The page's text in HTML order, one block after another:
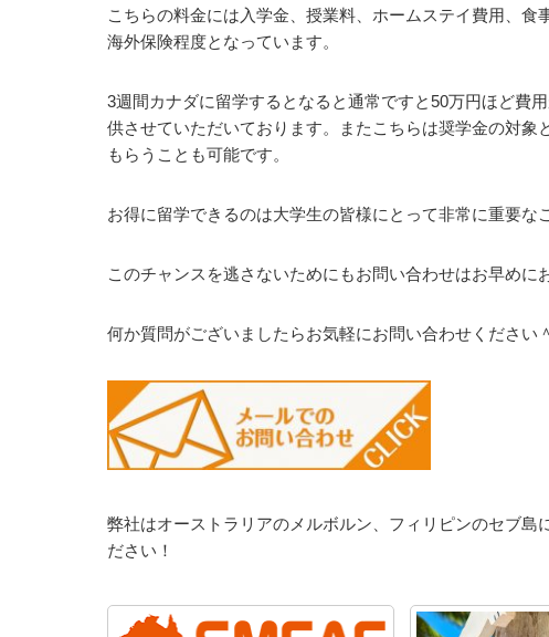
こちらの料金には入学金、授業料、ホームステイ費用、
海外保険程度となっています。
3週間カナダに留学するとなると通常ですと50万円ほど費
供させていただいております。またこちらは奨学金の対
もらうことも可能です。
お得に留学できるのは大学生の皆様にとって非常に重要な
このチャンスを逃さないためにもお問い合わせはお早めに
何か質問がございましたらお気軽にお問い合わせください
弊社はオーストラリアのメルボルン、フィリピンのセブ島
ださい！